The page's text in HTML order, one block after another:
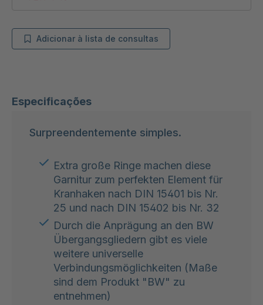
Especificações
Surpreendentemente simples.
Extra große Ringe machen diese
Garnitur zum perfekten Element für
Kranhaken nach DIN 15401 bis Nr.
25 und nach DIN 15402 bis Nr. 32
Durch die Anprägung an den BW
Übergangsgliedern gibt es viele
weitere universelle
Verbindungsmöglichkeiten (Maße
sind dem Produkt "BW" zu
entnehmen)
Adicionar à lista de consultas